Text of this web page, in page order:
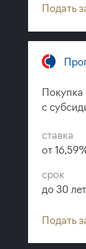
Подать
Покупка
с
ставка
от
срок
до 30 лет
Подать